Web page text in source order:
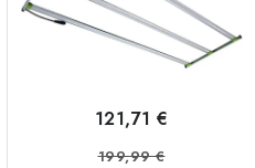
121,71 €
199,99 €